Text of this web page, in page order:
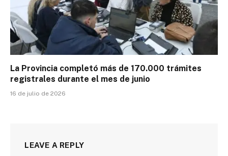
La Provincia completó más de 170.000 trámites
registrales durante el mes de junio
16 de julio de 2026
LEAVE A REPLY